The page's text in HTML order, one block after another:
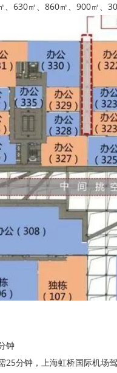
630㎡、860㎡、900㎡、
钟
25分钟，上海虹桥国际机场